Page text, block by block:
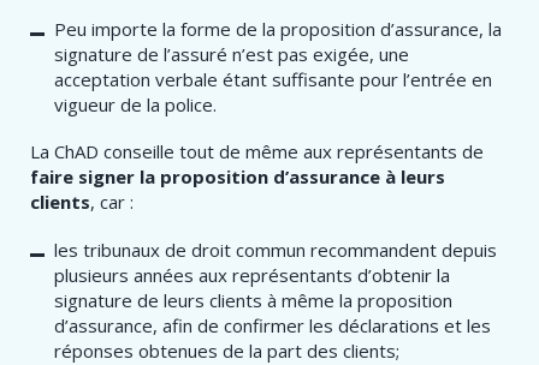
Peu importe la forme de la proposition d’assurance, la
signature de l’assuré n’est pas exigée, une
acceptation verbale étant suffisante pour l’entrée en
vigueur de la police.
La ChAD conseille tout de même aux représentants de
faire signer la proposition d’assurance à leurs
clients, car :
les tribunaux de droit commun recommandent depuis
plusieurs années aux représentants d’obtenir la
signature de leurs clients à même la proposition
d’assurance, afin de confirmer les déclarations et les
réponses obtenues de la part des clients;